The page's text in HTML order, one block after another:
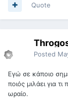
Quote
Posted
Εγώ σε κάποιο
ποιός μιλάει για
ωραίο.